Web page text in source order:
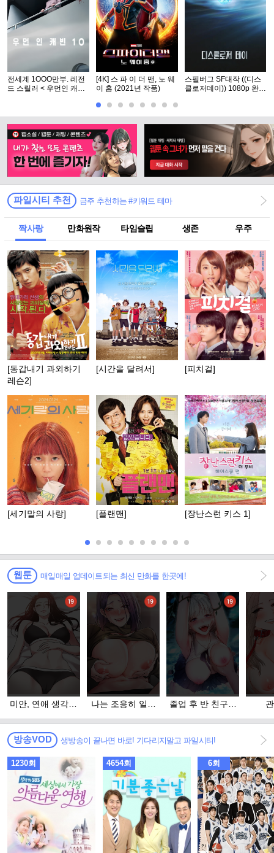
전세계 1OOO만부. 레전
드 스릴러 < 우먼인 캐빈
[4K] 스 파 이 더 맨, 노 웨
이 홈 (2021년 작품)
스필버그 SF대작 ((디스
클로저데이)) 1080p 완벽
파일시티 추천 금주 추천하는 #키워드 테마
짝사랑 만화원작 타임슬립 생존 우주
[동갑내기 과외하기
레슨2]
[시간을 달려서] [피치걸]
[세기말의 사랑] [플랜맨] [장난스런 키스 1]
웹툰 매일매일 업데이트되는 최신 만화를 한곳에!
미안, 연애 생각은
나는 조용히 일하
졸업 후 반 친구들
방송VOD 생방송이 끝나면 바로! 기다리지말고 파일시티!
1230회 4654회 6회